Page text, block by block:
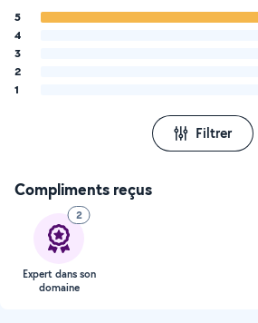
5
4
3
2
1
Filtrer
Compliments reçus
2
Expert dans son
domaine